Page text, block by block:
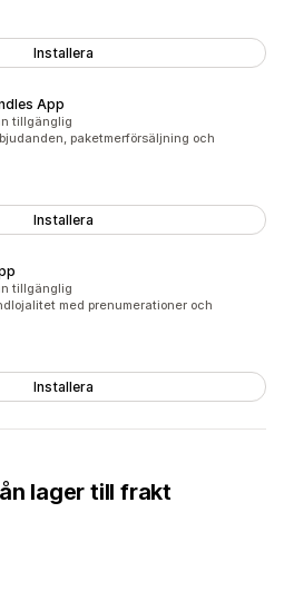
Installera
App
tillgänglig
paketmerförsäljning och
Installera
tillgänglig
med prenumerationer och
Installera
lager till frakt